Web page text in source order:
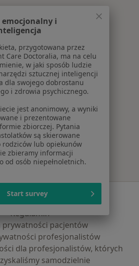
ubezpieczenia
w Katowicach
w Katowicach
Iduna w Katowicach
w Katowicach
Polska w Katowicach
Najpopularniejsze
Serwis
Regulamin
prywatności pacjentów
profesjonalistów
dla profesjonalistów, których
samodzielnie
i
przygotowana przez
Care Doctoralia, ma na celu
w jaki sposób ludzie
sztucznej inteligencji
dla swojego dobrostanu
i zdrowia psychicznego.
jest anonimowy, a wyniki
i prezentowane
zbiorczej. Pytania
są skierowane
rodziców lub opiekunów
zbieramy informacji
od osób niepełnoletnich.
Start survey